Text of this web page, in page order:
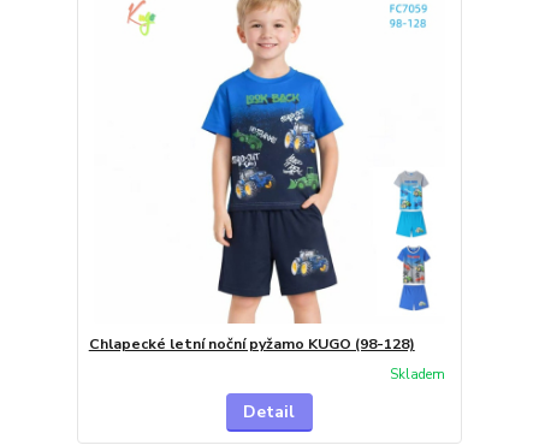
Chlapecké letní noční pyžamo KUGO (98-128)
Skladem
Detail